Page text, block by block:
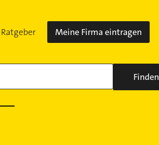
Ratgeber Meine Firma eintragen
Finden